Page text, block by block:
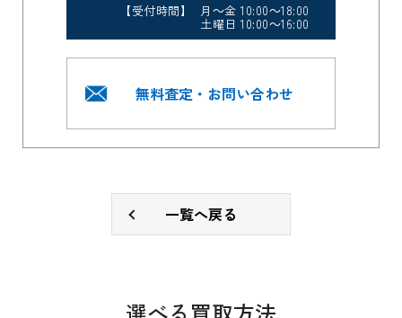
【受付時間】 月～金 10:00～18:00
土曜日 10:00～16:00
無料査定・お問い合わせ
一覧へ戻る